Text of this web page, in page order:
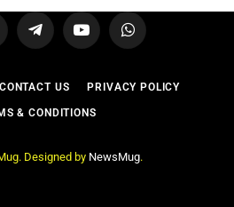
TelegramYouTubeWhatsApp
CONTACT US PRIVACY POLICY
& CONDITIONS
Designed by NewsMug.